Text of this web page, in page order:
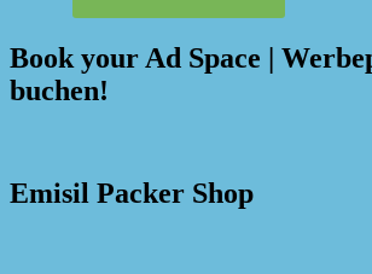
Book your Ad Space |
buchen!
Emisil Packer Shop